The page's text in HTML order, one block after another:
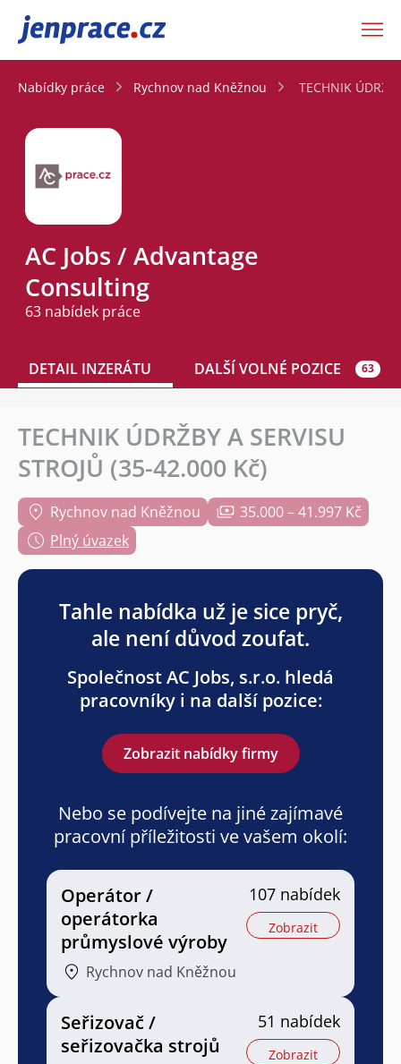
JenPráce.cz
Nabídky práce Rychnov nad Kněžnou TECHNIK
AC Jobs / Advantage
Consulting
63 nabídek práce
DETAIL INZERÁTU DALŠÍ VOLNÉ POZICE 63
TECHNIK ÚDRŽBY A SERVISU
STROJŮ (35-42.000 Kč)
Rychnov nad Kněžnou
35.000 – 41.997 Kč
Plný úvazek
Tahle nabídka už je sice pryč,
ale není důvod zoufat.
Společnost AC Jobs, s.r.o. hledá
pracovníky i na další pozice:
Zobrazit nabídky firmy
Nebo se podívejte na jiné zajímavé
pracovní příležitosti ve vašem okolí:
Operátor /
operátorka
průmyslové výroby
Rychnov nad Kněžnou
107 nabídek
Zobrazit
Seřizovač /
seřizovačka strojů
51 nabídek
Zobrazit